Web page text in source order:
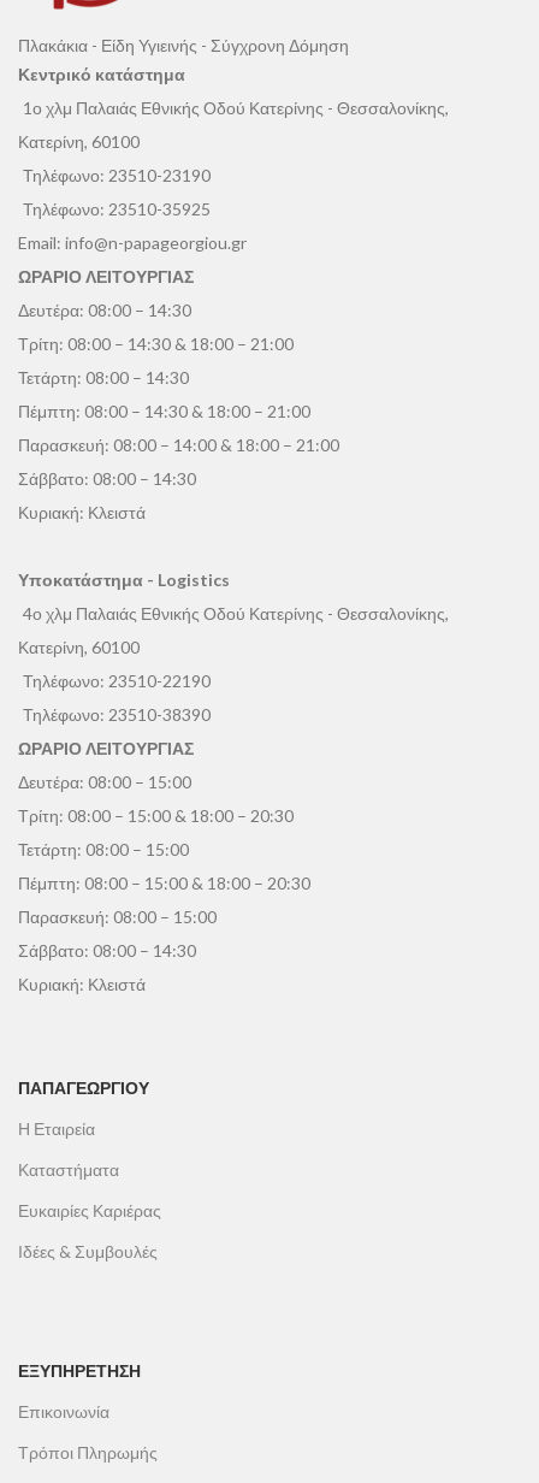
Πλακάκια - Είδη Υγιεινής - Σύγχρονη Δόμηση
Κεντρικό κατάστημα
1ο χλμ Παλαιάς Εθνικής Οδού Κατερίνης - Θεσσαλονίκης,
Κατερίνη, 60100
Τηλέφωνο: 23510-23190
Τηλέφωνο: 23510-35925
Email: info@n-papageorgiou.gr
ΩΡΑΡΙΟ ΛΕΙΤΟΥΡΓΙΑΣ
Δευτέρα: 08:00 – 14:30
Τρίτη: 08:00 – 14:30 & 18:00 – 21:00
Τετάρτη: 08:00 – 14:30
Πέμπτη: 08:00 – 14:30 & 18:00 – 21:00
Παρασκευή: 08:00 – 14:00 & 18:00 – 21:00
Σάββατο: 08:00 – 14:30
Κυριακή: Κλειστά
Υποκατάστημα - Logistics
4ο χλμ Παλαιάς Εθνικής Οδού Κατερίνης - Θεσσαλονίκης,
Κατερίνη, 60100
Τηλέφωνο: 23510-22190
Τηλέφωνο: 23510-38390
ΩΡΑΡΙΟ ΛΕΙΤΟΥΡΓΙΑΣ
Δευτέρα: 08:00 – 15:00
Τρίτη: 08:00 – 15:00 & 18:00 – 20:30
Τετάρτη: 08:00 – 15:00
Πέμπτη: 08:00 – 15:00 & 18:00 – 20:30
Παρασκευή: 08:00 – 15:00
Σάββατο: 08:00 – 14:30
Κυριακή: Κλειστά
ΠΑΠΑΓΕΩΡΓΊΟΥ
Η Εταιρεία
Καταστήματα
Ευκαιρίες Καριέρας
Ιδέες & Συμβουλές
ΕΞΥΠΗΡΕΤΗΣΗ
Επικοινωνία
Τρόποι Πληρωμής